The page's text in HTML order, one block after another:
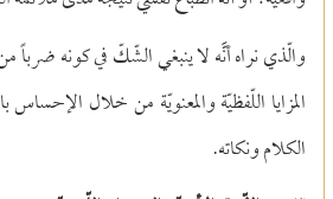
والّذي نراه أنًّه لا ينبغي الشّكّ في كونه ضرباً
المزايا اللّفظيّة والمعنويّة من خلال الإحساس
الكلام ونكاته.